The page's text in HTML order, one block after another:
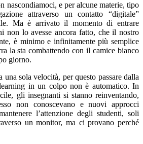
nascondiamoci, e per alcune materie, tipo
attraverso un contatto “digitale”
Ma è arrivato il momento di entrare
non lo avesse ancora fatto, che il nostro
è minimo e infinitamente più semplice
la sta combattendo con il camice bianco
giorno.
sola velocità, per questo passare dalla
in un colpo non è automatico. In
gli insegnanti si stanno reinventando,
non conoscevano e nuovi approcci
l’attenzione degli studenti, soli
un monitor, ma ci provano perché